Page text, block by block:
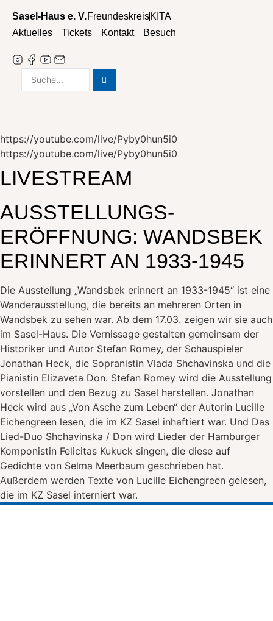
Inhalt
wechseln
Sasel-Haus e. V.FreundeskreisKITA
Aktuelles
Tickets Kontakt Besuch
Search
https://youtube.com/live/Pyby0hun5i0
https://youtube.com/live/Pyby0hun5i0
LIVESTREAM
AUSSTELLUNGS-
ERÖFFNUNG: WANDSBEK
ERINNERT AN 1933-1945
Die Ausstellung „Wandsbek erinnert an 1933-1945“ ist eine
Wanderausstellung, die bereits an mehreren Orten in
Wandsbek zu sehen war. Ab dem 17.03. zeigen wir sie auch
im Sasel-Haus. Die Vernissage gestalten gemeinsam der
Historiker und Autor Stefan Romey, der Schauspieler
Jonathan Heck, die Sopranistin Vlada Shchavinska und die
Pianistin Elizaveta Don. Stefan Romey wird die Ausstellung
vorstellen und den Bezug zu Sasel herstellen. Jonathan
Heck wird aus „Von Asche zum Leben“ der Autorin Lucille
Eichengreen lesen, die im KZ Sasel inhaftiert war. Und Das
Lied-Duo Shchavinska / Don wird Lieder der Hamburger
Komponistin Felicitas Kukuck singen, die diese auf
Gedichte von Selma Meerbaum geschrieben hat.
Außerdem werden Texte von Lucille Eichengreen gelesen,
die im KZ Sasel interniert war.